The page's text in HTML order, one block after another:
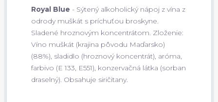
Royal Blue - Sýtený alkoholický nápoj z vína z
odrody muškát s príchuťou broskyne.
Sladené hroznovým koncentrátom. Zloženie:
Víno muškát (krajina pôvodu Maďarsko)
(88%), sladidlo (hroznový koncentrát), aróma,
farbivo (E 133, E551), konzervačná látka (sorban
draselný). Obsahuje siričitany.